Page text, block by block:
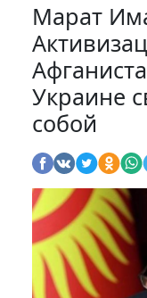
Марат
Украине
собой